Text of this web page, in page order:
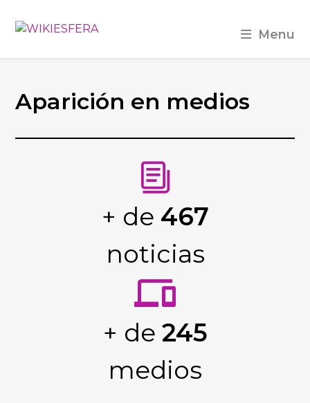
Menu
Aparición en medios
+ de 467
noticias
+ de 245
medios